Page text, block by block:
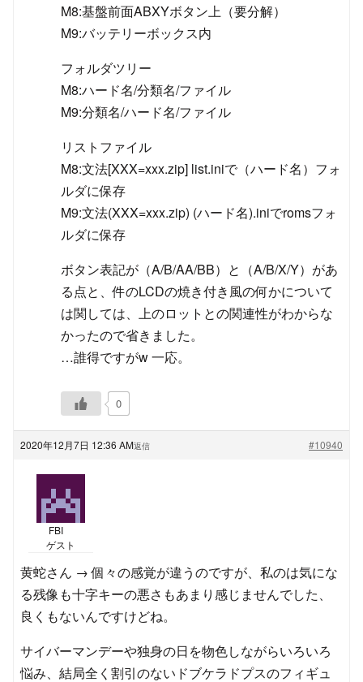
M8:基盤前面ABXYボタン上（要分解）
M9:バッテリーボックス内
フォルダツリー
M8:ハード名/分類名/ファイル
M9:分類名/ハード名/ファイル
リストファイル
M8:文法[XXX=xxx.zip] list.iniで（ハード名）フォ
ルダに保存
M9:文法(XXX=xxx.zip) (ハード名).iniでromsフォ
ルダに保存
ボタン表記が（A/B/AA/BB）と（A/B/X/Y）があ
る点と、件のLCDの焼き付き風の何かについて
は関しては、上のロットとの関連性がわからな
かったので省きました。
…誰得ですがw 一応。
0
2020年12月7日 12:36 AM #10940
返信
FBI
ゲスト
黄蛇さん → 個々の感覚が違うのですが、私のは気にな
る残像も十字キーの悪さもあまり感じませんでした、
良くもないんですけどね。
サイバーマンデーや独身の日を物色しながらいろいろ
悩み、結局全く割引のないドブケラドプスのフィギュ